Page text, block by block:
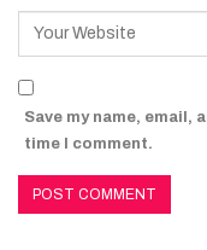
Save my name, email,
time I comment.